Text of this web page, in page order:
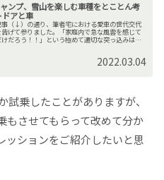
ンプ、雪山を楽しむ車種をとことん考
ドアと車
事（↓）の通り、筆者宅における愛車の世代交代
げて参りました。「家庭内で急な風雲を感じて
だろう！！」という極めて適切な突っ込みはご
2022.03.04
試乗したことがありますが、
もさせてもらって改めて分か
ッションをご紹介したいと思